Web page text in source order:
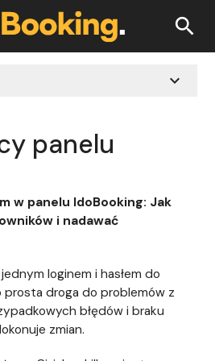
search
expand_more
panelu
w panelu IdoBooking: Jak
i nadawać
loginem i hasłem do
prosta droga do problemów z
błędów i braku
zmian.